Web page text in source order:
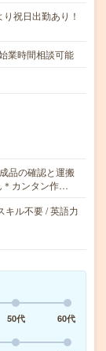
祝日出勤あり！
業時間相談可能
品の確認と運搬
＊カンタン作…
キル不要 / 英語力
50代
60代